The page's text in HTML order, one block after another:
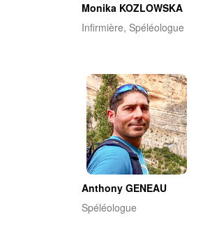
Monika KOZLOWSKA
Infirmière, Spéléologue
Anthony GENEAU
Spéléologue